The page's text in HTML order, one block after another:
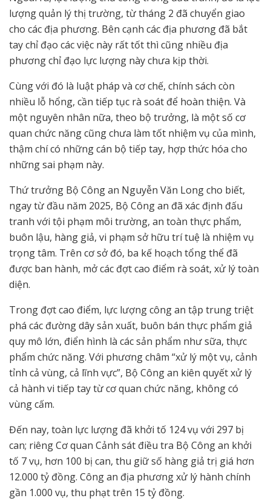
lượng quản lý thị trường, từ tháng 2 đã chuyển giao
cho các địa phương. Bên cạnh các địa phương đã bắt
tay chỉ đạo các việc này rất tốt thì cũng nhiều địa
phương chỉ đạo lực lượng này chưa kịp thời.
Cùng với đó là luật pháp và cơ chế, chính sách còn
nhiều lỗ hổng, cần tiếp tục rà soát để hoàn thiện. Và
một nguyên nhân nữa, theo bộ trưởng, là một số cơ
quan chức năng cũng chưa làm tốt nhiệm vụ của mình,
thậm chí có những cán bộ tiếp tay, hợp thức hóa cho
những sai phạm này.
Thứ trưởng Bộ Công an Nguyễn Văn Long cho biết,
ngay từ đầu năm 2025, Bộ Công an đã xác định đấu
tranh với tội phạm môi trường, an toàn thực phẩm,
buôn lậu, hàng giả, vi phạm sở hữu trí tuệ là nhiệm vụ
trọng tâm. Trên cơ sở đó, ba kế hoạch tổng thể đã
được ban hành, mở các đợt cao điểm rà soát, xử lý toàn
diện.
Trong đợt cao điểm, lực lượng công an tập trung triệt
phá các đường dây sản xuất, buôn bán thực phẩm giả
quy mô lớn, điển hình là các sản phẩm như sữa, thực
phẩm chức năng. Với phương châm “xử lý một vụ, cảnh
tỉnh cả vùng, cả lĩnh vực”, Bộ Công an kiên quyết xử lý
cả hành vi tiếp tay từ cơ quan chức năng, không có
vùng cấm.
Đến nay, toàn lực lượng đã khởi tố 124 vụ với 297 bị
can; riêng Cơ quan Cảnh sát điều tra Bộ Công an khởi
tố 7 vụ, hơn 100 bị can, thu giữ số hàng giả trị giá hơn
12.000 tỷ đồng. Công an địa phương xử lý hành chính
gần 1.000 vụ, thu phạt trên 15 tỷ đồng.